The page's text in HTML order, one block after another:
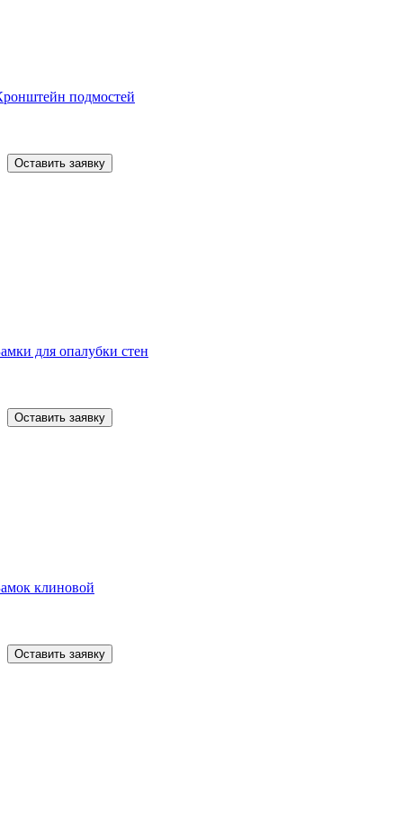
подмостей
Оставить заявку
для опалубки стен
Оставить заявку
клиновой
Оставить заявку